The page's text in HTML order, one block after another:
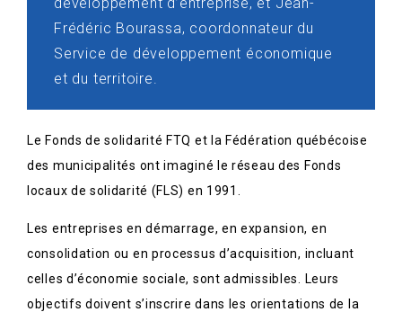
Frédéric Bourassa, coordonnateur du
Service de développement économique
et du territoire.
Le Fonds de solidarité FTQ et la Fédération québécoise
des municipalités ont imaginé le réseau des Fonds
locaux de solidarité (FLS) en 1991.
Les entreprises en démarrage, en expansion, en
consolidation ou en processus d’acquisition, incluant
celles d’économie sociale, sont admissibles. Leurs
objectifs doivent s’inscrire dans les orientations de la